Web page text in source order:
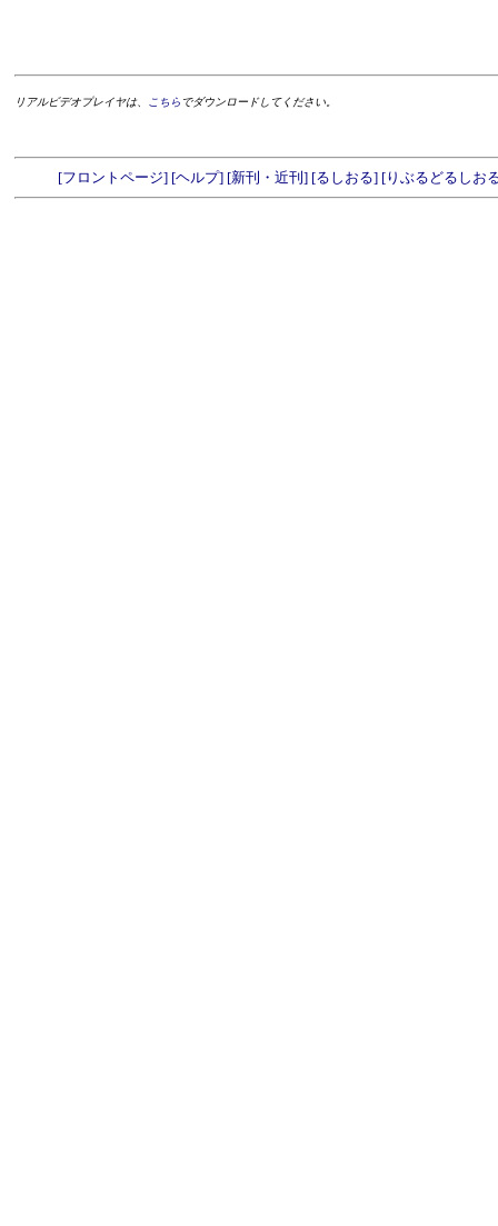
リアルビデオプレイヤは、 こちら でダウンロードしてください。
[フロントページ] [ヘルプ] [新刊・近刊] [るしおる] [りぶるどるしお